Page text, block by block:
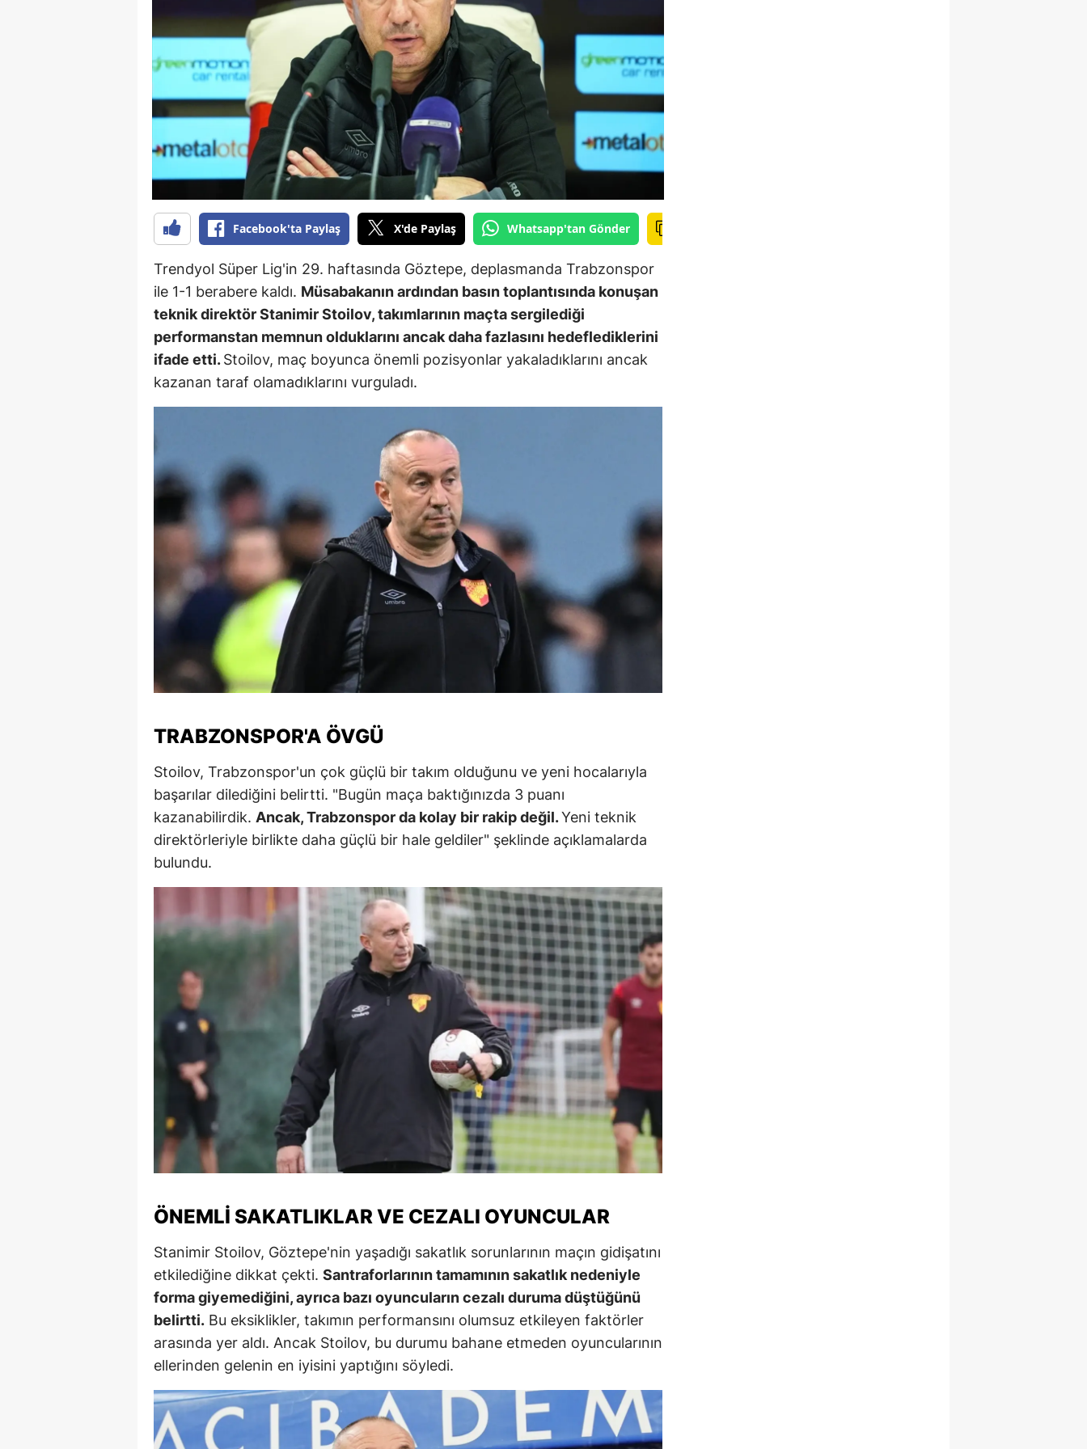
Bilecik
Bingöl
Bitlis
Bolu
Burdur
Bursa
Çanakkale
Çankırı
Çorum
Denizli
Edirne
Erzincan
Erzurum
Eskişehir
Gaziantep
Giresun
Gümüşhane
Hakkari
Hatay
Mersin
İstanbul
İzmir
Kars
Kayseri
Kırklareli
Kırşehir
Kocaeli
Kahramanmaraş
Mardin
Muş
Nevşehir
Niğde
Ordu
Sakarya
Facebook'ta Paylaş X'de Paylaş Whatsapp'tan Gönder
Trendyol Süper Lig'in 29. haftasında Göztepe, deplasmanda Trabzonspor
ile 1-1 berabere kaldı. Müsabakanın ardından basın toplantısında konuşan
teknik direktör Stanimir Stoilov, takımlarının maçta sergilediği
performanstan memnun olduklarını ancak daha fazlasını hedeflediklerini
ifade etti.Stoilov, maç boyunca önemli pozisyonlar yakaladıklarını ancak
kazanan taraf olamadıklarını vurguladı.
TRABZONSPOR'A ÖVGÜ
Stoilov, Trabzonspor'un çok güçlü bir takım olduğunu ve yeni hocalarıyla
başarılar dilediğini belirtti. "Bugün maça baktığınızda 3 puanı
kazanabilirdik. Ancak, Trabzonspor da kolay bir rakip değil.Yeni teknik
direktörleriyle birlikte daha güçlü bir hale geldiler" şeklinde açıklamalarda
bulundu.
ÖNEMLI SAKATLIKLAR VE CEZALI OYUNCULAR
Stanimir Stoilov, Göztepe'nin yaşadığı sakatlık sorunlarının maçın gidişatını
etkilediğine dikkat çekti. Santraforlarının tamamının sakatlık nedeniyle
forma giyemediğini, ayrıca bazı oyuncuların cezalı duruma düştüğünü
belirtti. Bu eksiklikler, takımın performansını olumsuz etkileyen faktörler
arasında yer aldı. Ancak Stoilov, bu durumu bahane etmeden oyuncularının
ellerinden gelenin en iyisini yaptığını söyledi.